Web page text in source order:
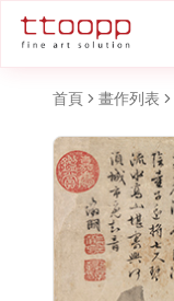
首頁 畫作列表